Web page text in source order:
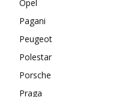
Opel
Pagani
Peugeot
Polestar
Porsche
Praga